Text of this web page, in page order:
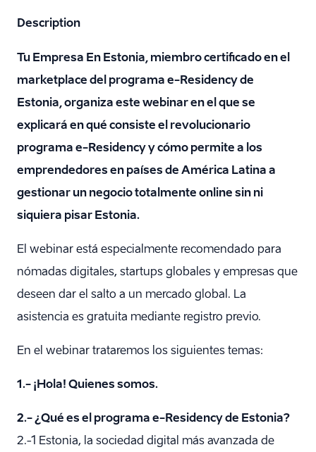
Description
Tu Empresa En Estonia, miembro certificado en el
marketplace del programa e-Residency de
Estonia, organiza este webinar en el que se
explicará en qué consiste el revolucionario
programa e-Residency y cómo permite a los
emprendedores en países de América Latina a
gestionar un negocio totalmente online sin ni
siquiera pisar Estonia.
El webinar está especialmente recomendado para
nómadas digitales, startups globales y empresas que
deseen dar el salto a un mercado global. La
asistencia es gratuita mediante registro previo.
En el webinar trataremos los siguientes temas:
1.- ¡Hola! Quienes somos.
2.- ¿Qué es el programa e-Residency de Estonia?
2.-1 Estonia, la sociedad digital más avanzada de